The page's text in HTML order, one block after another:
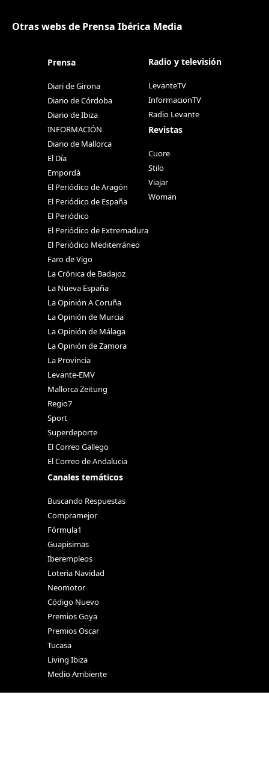
Otras webs de Prensa Ibérica Media
Prensa
Diari de Girona
Diario de Córdoba
Diario de Ibiza
INFORMACIÓN
Diario de Mallorca
El Día
Empordà
El Periódico de Aragón
El Periódico de España
El Periódico
El Periódico de Extremadura
El Periódico Mediterráneo
Faro de Vigo
La Crónica de Badajoz
La Nueva España
La Opinión A Coruña
La Opinión de Murcia
La Opinión de Málaga
La Opinión de Zamora
La Provincia
Levante-EMV
Mallorca Zeitung
Regio7
Sport
Superdeporte
El Correo Gallego
El Correo de Andalucia
Canales temáticos
Buscando Respuestas
Compramejor
Fórmula1
Guapisimas
Iberempleos
Loteria Navidad
Neomotor
Código Nuevo
Premios Goya
Premios Oscar
Tucasa
Living Ibiza
Medio Ambiente
Radio y televisión
LevanteTV
InformacionTV
Radio Levante
Revistas
Cuore
Stilo
Viajar
Woman